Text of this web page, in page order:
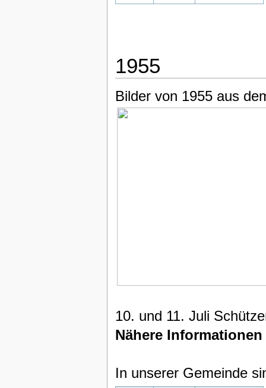
1955
Bilder von 1955 aus
10. und 11. Juli
Nähere
In unserer Gemeinde